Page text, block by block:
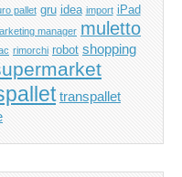
pallet gru idea import iPad
manager muletto
rimorchi robot shopping
transpallet